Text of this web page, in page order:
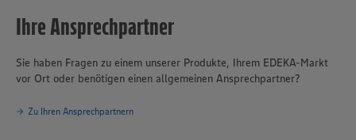
Ihre Ansprechpartner
Sie haben Fragen zu einem unserer Produkte, Ihrem EDEKA-Markt
vor Ort oder benötigen einen allgemeinen Ansprechpartner?
Zu Ihren Ansprechpartnern